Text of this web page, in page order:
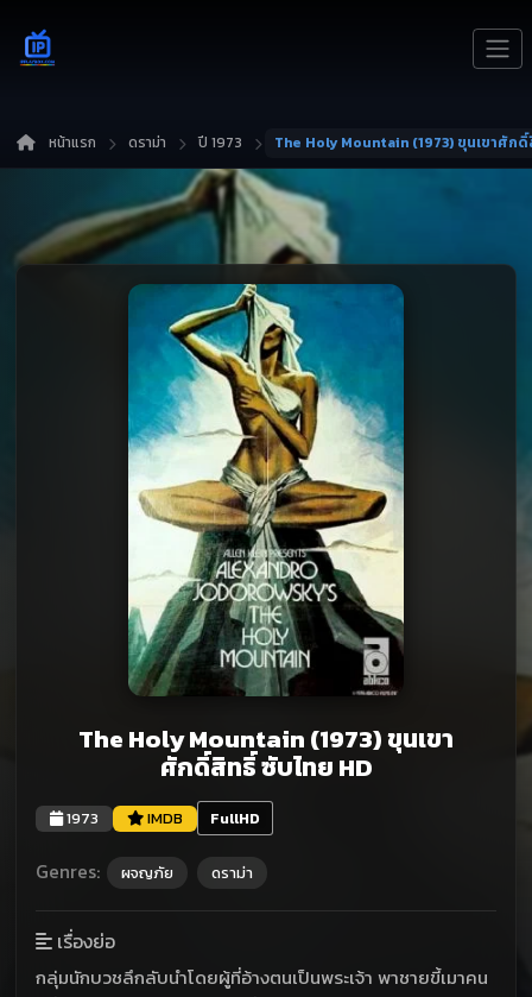
หน้าแรก ดราม่า ปี 1973
The Holy Mountain (1973) ขุนเขา
ศักดิ์สิทธิ์ ซับไทย HD
1973 IMDB FullHD
Genres: ผจญภัย ดราม่า
เรื่องย่อ
กลุ่มนักบวชลึกลับนำโดยผู้ที่อ้างตนเป็นพระเจ้า พาชายขี้เมาคน